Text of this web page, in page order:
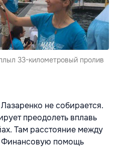
33-километровый пролив
не собирается.
преодолеть вплавь
Там расстояние между
Финансовую помощь